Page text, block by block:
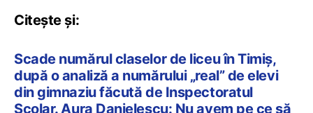
Citește și:
Scade numărul claselor de liceu în Timiș,
după o analiză a numărului „real” de elevi
din gimnaziu făcută de Inspectoratul
Școlar. Aura Danielescu: Nu avem pe ce să